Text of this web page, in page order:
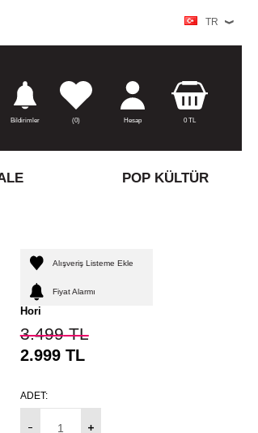
TR
Bildirimler (0) Hesap 0TL
POP KÜLTÜR
Alışveriş Listeme Ekle
Fiyat Alarmı
Hori
3.499TL
2.999TL
ADET: